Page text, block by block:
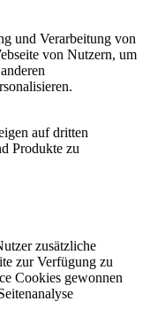
und Verarbeitung von
von Nutzern, um
auf dritten
Produkte zu
zusätzliche
zur Verfügung zu
Cookies gewonnen